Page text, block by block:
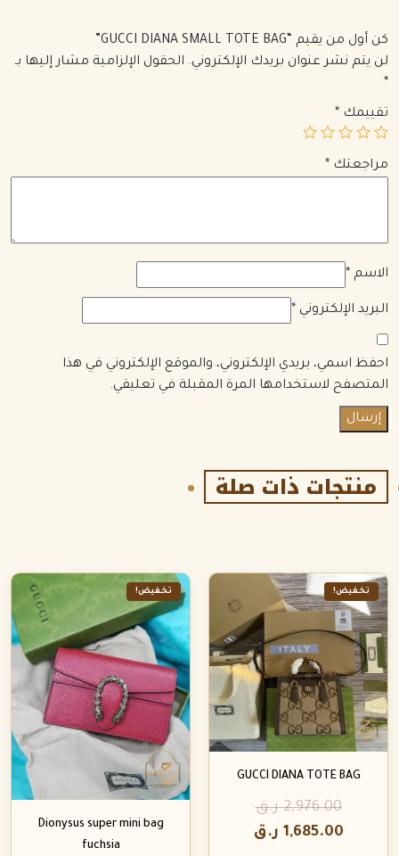
كن أول من يقيم “GUCCI DIANA SMALL TOTE BAG”
لن يتم نشر عنوان بريدك الإلكتروني. الحقول الإلزامية مشار إليها بـ
*
تقييمك *
مراجعتك *
الاسم *
البريد الإلكتروني *
احفظ اسمي، بريدي الإلكتروني، والموقع الإلكتروني في هذا
المتصفح لاستخدامها المرة المقبلة في تعليقي.
منتجات ذات صلة
تخفيض!
GUCCI DIANA TOTE BAG
2,976.00 ر.ق
1,685.00 ر.ق
تخفيض!
Dionysus super mini bag
fuchsia